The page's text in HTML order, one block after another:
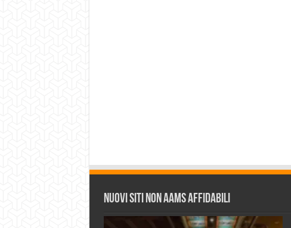
Nuovi siti non AAMS affidabili